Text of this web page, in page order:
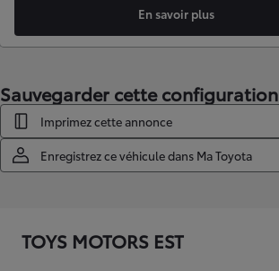
En savoir plus
Sauvegarder cette configuration
Imprimez cette annonce
Enregistrez ce véhicule dans Ma Toyota
TOYS MOTORS EST